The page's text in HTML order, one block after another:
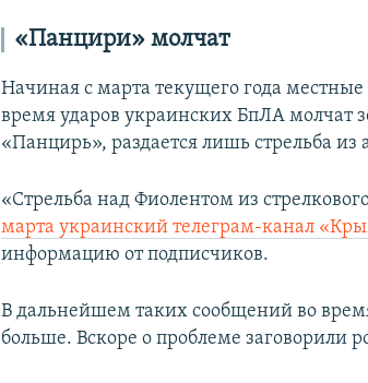
«Панцири» молчат
Начиная с марта текущего года
время ударов украинских БпЛА
«Панцирь», раздается лишь стрельба из
«Стрельба над Фиолентом из
марта украинский телеграм-канал
информацию от подписчиков.
В дальнейшем таких сообщений во
больше. Вскоре о проблеме заговорили